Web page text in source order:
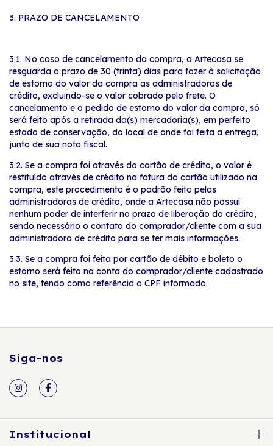
3. PRAZO DE CANCELAMENTO
3.1. No caso de cancelamento da compra, a Artecasa se
resguarda o prazo de 30 (trinta) dias para fazer à solicitação
de estorno do valor da compra as administradoras de
crédito, excluindo-se o valor cobrado pelo frete. O
cancelamento e o pedido de estorno do valor da compra, só
será feito após a retirada da(s) mercadoria(s), em perfeito
estado de conservação, do local de onde foi feita a entrega,
junto de sua nota fiscal.
3.2. Se a compra foi através do cartão de crédito, o valor é
restituído através de crédito na fatura do cartão utilizado na
compra, este procedimento é o padrão feito pelas
administradoras de crédito, onde a Artecasa não possui
nenhum poder de interferir no prazo de liberação do crédito,
sendo necessário o contato do comprador/cliente com a sua
administradora de crédito para se ter mais informações.
3.3. Se a compra foi feita por cartão de débito e boleto o
estorno será feito na conta do comprador/cliente cadastrado
no site, tendo como referência o CPF informado.
Siga-nos
Institucional